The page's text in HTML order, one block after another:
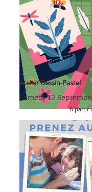
Atelier Dessin-Pastel
Samedi 12
À partir